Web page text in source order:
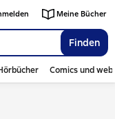
Finden
Meine Bücher
Comics und